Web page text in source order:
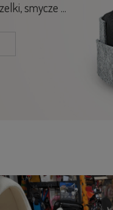
smycze ...